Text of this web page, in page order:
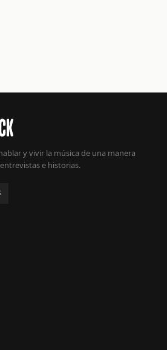
y vivir la música de una manera
e historias.